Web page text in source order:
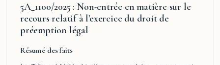
5A_1100/2025 : Non-entrée en matière sur le
recours relatif à l'exercice du droit de
préemption légal
Résumé des faits